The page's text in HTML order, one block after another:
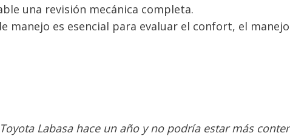
una revisión mecánica completa.
manejo es esencial para evaluar el confort, el
Labasa hace un año y no podría estar más